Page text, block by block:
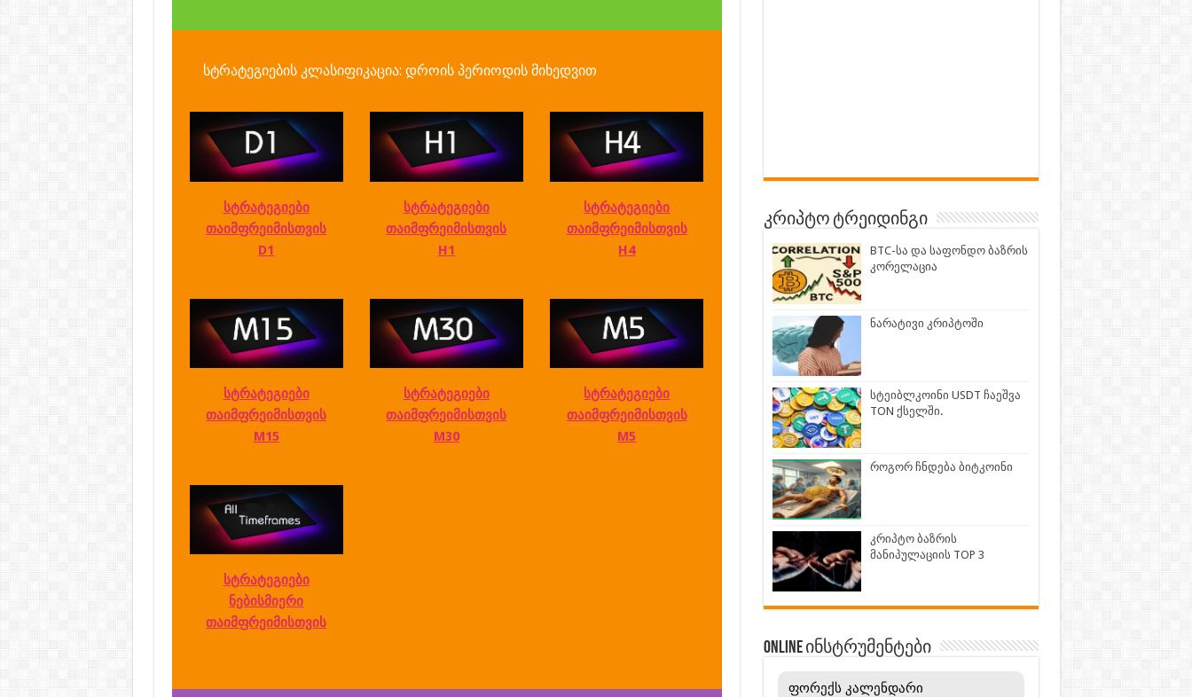
სტრატეგიების კლასიფიკაცია: დროის პერიოდის მიხედვით
სტრატეგიები
თაიმფრეიმისთვის
D1
სტრატეგიები
თაიმფრეიმისთვის
H1
სტრატეგიები
თაიმფრეიმისთვის
H4
სტრატეგიები
თაიმფრეიმისთვის
M15
სტრატეგიები
თაიმფრეიმისთვის
M30
სტრატეგიები
თაიმფრეიმისთვის
M5
სტრატეგიები
ნებისმიერი
თაიმფრეიმისთვის
კრიპტო ტრეიდინგი
BTC-სა და საფონდო ბაზრის
კორელაცია
ნარატივი კრიპტოში
სტეიბლკოინი USDT ჩაეშვა
TON ქსელში.
როგორ ჩნდება ბიტკოინი
კრიპტო ბაზრის
მანიპულაციის TOP 3
ONLINE ინსტრუმენტები
ფორექს კალენდარი